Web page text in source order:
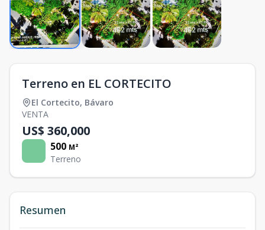
Terreno en EL CORTECITO
El Cortecito, Bávaro
VENTA
US$ 360,000
500 M²
Terreno
Resumen